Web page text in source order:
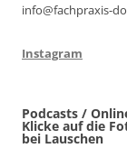
info@fachpraxis-
Instagram
Podcasts /
Klicke auf die
bei Lauschen